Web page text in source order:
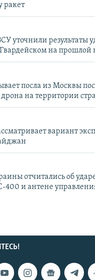
ракет
уточнили результаты
на прошлой
посла из Москвы
дрона на территории
вариант
отчитались об
400 и антене